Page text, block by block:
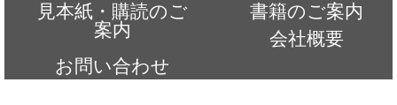
見本紙・購読のご
案内
書籍のご案内
会社概要
お問い合わせ